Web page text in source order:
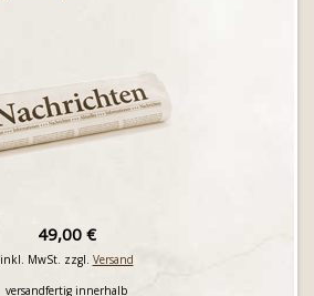
49,00 €
inkl. MwSt. zzgl. Versand
versandfertig innerhalb